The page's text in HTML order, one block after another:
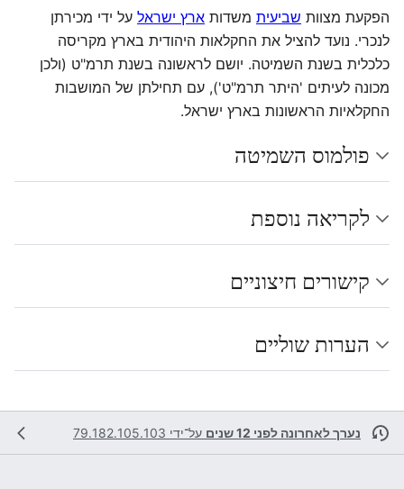
הפקעת מצוות שביעית משדות ארץ ישראל על ידי מכירתן
לנכרי. נועד להציל את החקלאות היהודית בארץ מקריסה
כלכלית בשנת השמיטה. יושם לראשונה בשנת תרמ"ט (ולכן
מכונה לעיתים 'היתר תרמ"ט'), עם תחילתן של המושבות
החקלאיות הראשונות בארץ ישראל.
פולמוס השמיטה
לקריאה נוספת
קישורים חיצוניים
הערות שוליים
נערך לאחרונה לפני 12 שנים על־ידי 79.182.105.103